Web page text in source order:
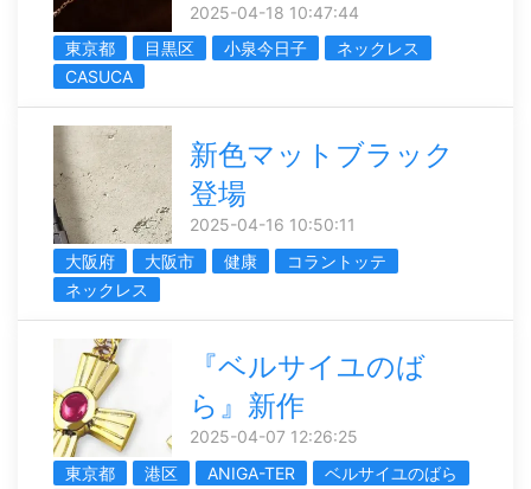
2025-04-18 10:47:44
東京都
目黒区 小泉今日子
ネックレス
CASUCA
新色マットブラック
登場
2025-04-16 10:50:11
大阪府
大阪市 健康
コラントッテ
ネックレス
『ベルサイユのば
ら』新作
2025-04-07 12:26:25
東京都
港区 ANIGA-TER
ベルサイユのばら